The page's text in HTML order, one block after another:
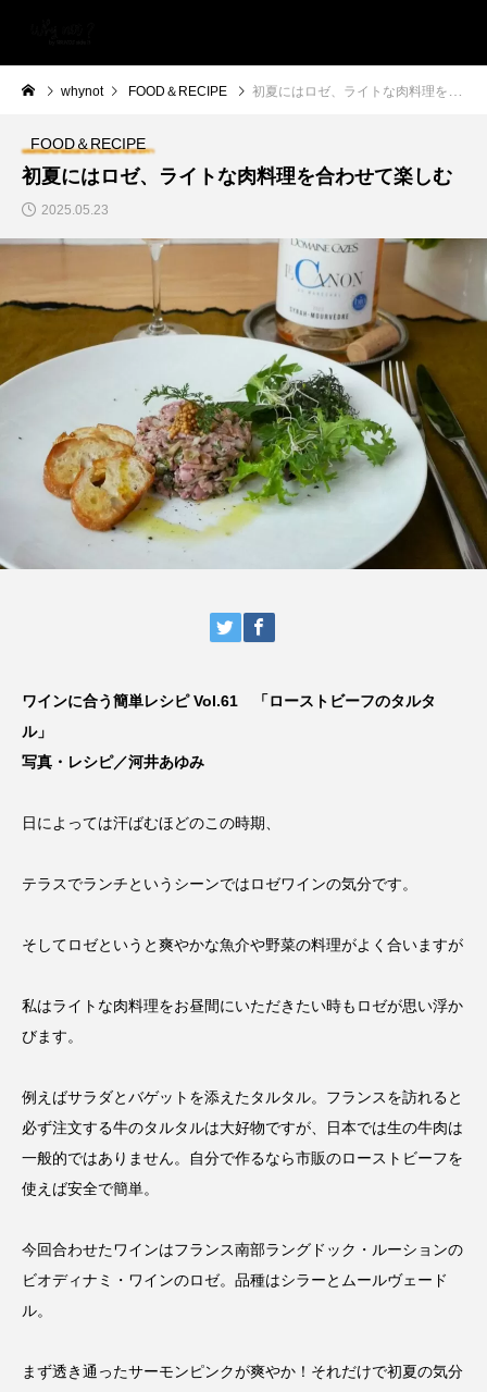
whynot FOOD＆RECIPE 初夏にはロゼ、ライトな肉料理を合わせて楽しむ
FOOD＆RECIPE
初夏にはロゼ、ライトな肉料理を合わせて楽しむ
2025.05.23
ワインに合う簡単レシピ Vol.61 「ローストビーフのタルタ
ル」
写真・レシピ／河井あゆみ
日によっては汗ばむほどのこの時期、
テラスでランチというシーンではロゼワインの気分です。
そしてロゼというと爽やかな魚介や野菜の料理がよく合いますが
私はライトな肉料理をお昼間にいただきたい時もロゼが思い浮か
びます。
例えばサラダとバゲットを添えたタルタル。フランスを訪れると
必ず注文する牛のタルタルは大好物ですが、日本では生の牛肉は
一般的ではありません。自分で作るなら市販のローストビーフを
使えば安全で簡単。
今回合わせたワインはフランス南部ラングドック・ルーションの
ビオディナミ・ワインのロゼ。品種はシラーとムールヴェード
ル。
まず透き通ったサーモンピンクが爽やか！それだけで初夏の気分